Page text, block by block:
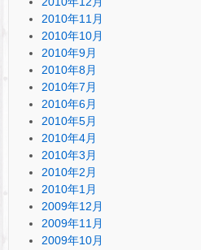
2010年11月
2010年10月
2010年9月
2010年8月
2010年7月
2010年6月
2010年5月
2010年4月
2010年3月
2010年2月
2010年1月
2009年12月
2009年11月
2009年10月